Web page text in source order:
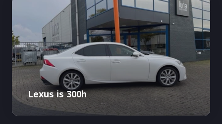
Lexus is 300h